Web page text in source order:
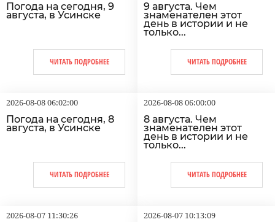
Погода на сегодня, 9
августа, в Усинске
ЧИТАТЬ ПОДРОБНЕЕ
9 августа. Чем
знаменателен этот
день в истории и не
только...
ЧИТАТЬ ПОДРОБНЕЕ
2026-08-08 06:02:00
Погода на сегодня, 8
августа, в Усинске
ЧИТАТЬ ПОДРОБНЕЕ
2026-08-08 06:00:00
8 августа. Чем
знаменателен этот
день в истории и не
только...
ЧИТАТЬ ПОДРОБНЕЕ
2026-08-07 11:30:26 2026-08-07 10:13:09